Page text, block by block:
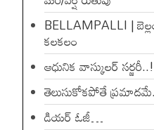
BELLAMPALLI |
కలకలం
ఆధునిక వాస్కులర్ సర్జరీ..!
తెలుసుకోకపోతే
డియ‌ర్ ఓజీ…